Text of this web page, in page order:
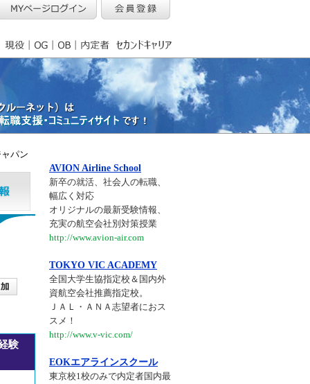
AVION Airline School
新卒の就活、社会人の転職、
幅広く対応
オリジナルの最新受験情報、
充実の航空会社別対策授業
http://www.avion-air.com
TOKYO VIC ACADEMY
全国大学生協指定校＆国内外
資航空会社推薦指定校。
ＪＡＬ・ＡＮＡ志望者におス
スメ！
http://www.v-vic.com/
EOKエアラインスクール
東京校1校のみで内定者国内最
パン
験